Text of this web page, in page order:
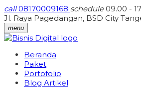
call08170009168 schedule09.00 -
Jl. Raya Pagedangan, BSD City
menu
Beranda
Paket
Portofolio
Blog Artikel